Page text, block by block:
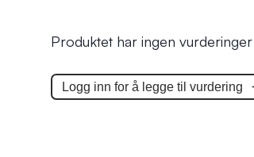
Produktet har ingen vurderinger
Logg inn for å legge til vurdering